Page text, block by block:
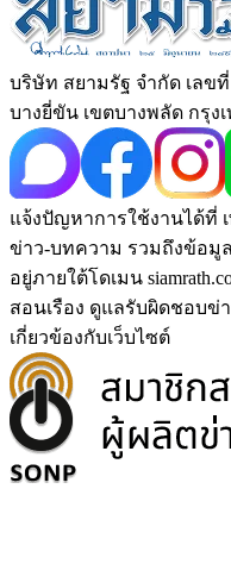
บริษัท สยามรัฐ จำกัด เล
บางยี่ขัน เขตบางพลัด กรุ
แจ้งปัญหาการใช้งานได้ที่
ข่าว-บทความ รวมถึงข้อมู
อยู่ภายใต้โดเมน
สอนเรือง ดูแลรับผิดชอบ
เกี่ยวข้องกับเว็บไซต์